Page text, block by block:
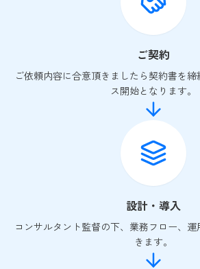
ご契約
ご依頼内容に合意頂きましたら契約書を
ス開始となります。
設計・導入
コンサルタント監督の下、業務フロー、
きます。